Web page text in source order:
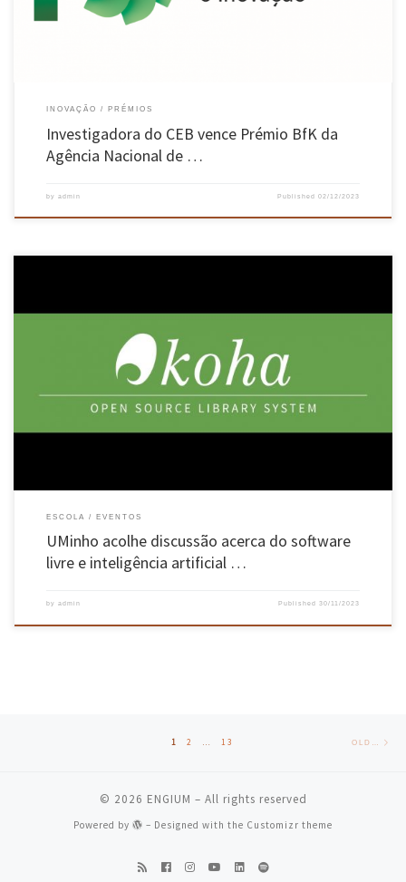
INOVAÇÃO PRÉMIOS
Investigadora do CEB vence Prémio BfK da
Agência Nacional de …
by admin Published02/12/2023
A Universidade do Minho (UMinho) recebeu nos dias 28 e 29 de novembro, o 2º Encontro da
Comunidade Koha Portugal. O auditório B1, no CP 2 do campus de Gualtar, reuniu um
conjunto alargado de profissionais da informação para discutirem as possibilidades do
software livre e da inteligência artificial para […]
ESCOLA EVENTOS
UMinho acolhe discussão acerca do software
livre e inteligência artificial …
by admin Published30/11/2023
1 2 … 13
© 2026 ENGIUM – All rights reserved
Powered by – Designed with the Customizr theme